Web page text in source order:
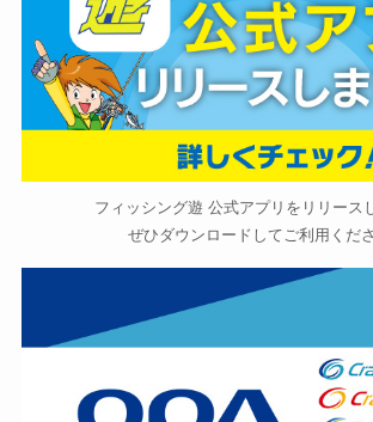
フィッシング遊 公式アプリをリリース
ぜひダウンロードしてご利用くだ